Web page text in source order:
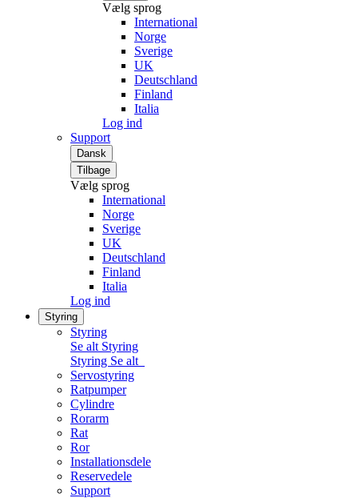
Vælg sprog
International
Norge
Sverige
UK
Deutschland
Finland
Italia
Log ind
Support
Dansk
Tilbage
Vælg sprog
International
Norge
Sverige
UK
Deutschland
Finland
Italia
Log ind
Styring
Styring
Se alt Styring
Styring Se alt
Servostyring
Ratpumper
Cylindre
Rorarm
Rat
Ror
Installationsdele
Reservedele
Support